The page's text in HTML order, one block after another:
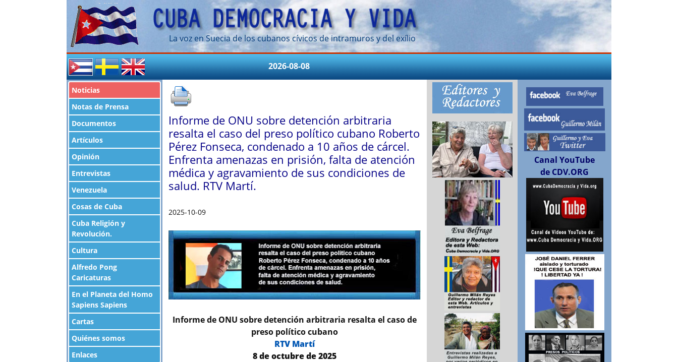
La voz en Suecia de los cubanos cívicos de intramuros y del exílio
2026-08-08
Noticias
Notas de Prensa
Documentos
Artículos
Opinión
Entrevistas
Venezuela
Cosas de Cuba
Cuba Religión y
Revolución.
Cultura
Alfredo Pong
Caricaturas
En el Planeta del Homo
Sapiens Sapiens
Cartas
Quiénes somos
Enlaces
Informe de ONU sobre detención arbitraria
resalta el caso del preso político cubano Roberto
Pérez Fonseca, condenado a 10 años de cárcel.
Enfrenta amenazas en prisión, falta de atención
médica y agravamiento de sus condiciones de
salud. RTV Martí.
2025-10-09
Informe de ONU sobre detención arbitraria resalta el caso de
preso político cubano
RTV Martí
8 de octubre de 2025
Canal YouTube
de CDV.ORG